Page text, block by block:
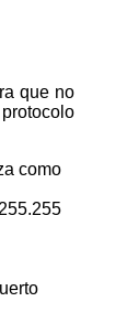
como